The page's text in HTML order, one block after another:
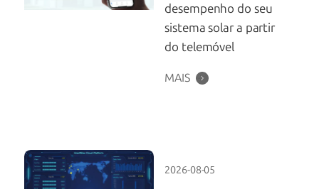
desempenho do seu
sistema solar a partir
do telemóvel
MAIS
2026-08-05